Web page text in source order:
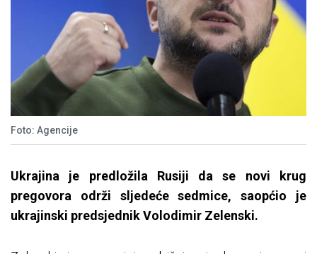
Foto: Agencije
Ukrajina je predložila Rusiji da se novi krug
pregovora održi sljedeće sedmice, saopćio je
ukrajinski predsjednik Volodimir Zelenski.